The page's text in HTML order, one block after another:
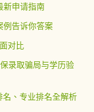
新申请指南
例告诉你答案
对比
录取骗局与学历验
、专业排名全解析